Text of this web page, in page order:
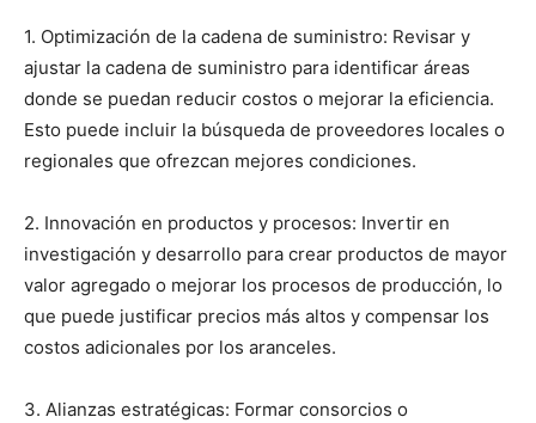
1. Optimización de la cadena de suministro: Revisar y
ajustar la cadena de suministro para identificar áreas
donde se puedan reducir costos o mejorar la eficiencia.
Esto puede incluir la búsqueda de proveedores locales o
regionales que ofrezcan mejores condiciones.
2. Innovación en productos y procesos: Invertir en
investigación y desarrollo para crear productos de mayor
valor agregado o mejorar los procesos de producción, lo
que puede justificar precios más altos y compensar los
costos adicionales por los aranceles.
3. Alianzas estratégicas: Formar consorcios o